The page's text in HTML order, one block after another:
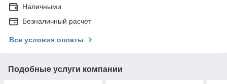
Наличными
Безналичный расчет
Все условия оплаты
Подобные услуги компании